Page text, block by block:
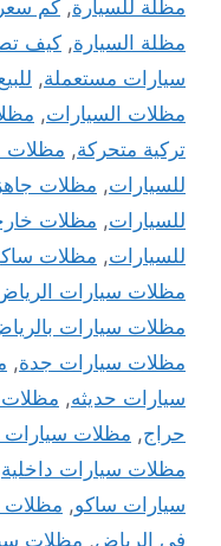
مظلة للسيارة, كم
مظلة السيارة, كيف
سيارات مستعملة,
مظلات السيارات,
تركية متحركة, مظلات
للسيارات, مظلات
للسيارات, مظلات
للسيارات, مظلات
مظلات سيارات
مظلات سيارات
مظلات سيارات جدة,
سيارات حديثه,
حراج, مظلات سيارات
مظلات سيارات داخلية
سيارات ساكو, مظلات
في الرياض, مظلات